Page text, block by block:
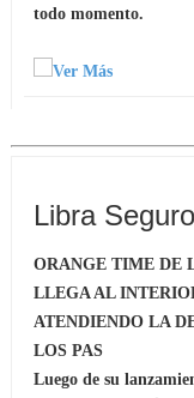
todo momento.
Libra
ORANGE TIME DE
LLEGA AL
ATENDIENDO LA
LOS PAS
Luego de su